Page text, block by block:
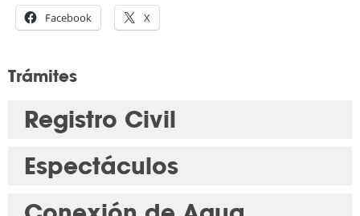
Facebook X
Trámites
Registro Civil
Espectáculos